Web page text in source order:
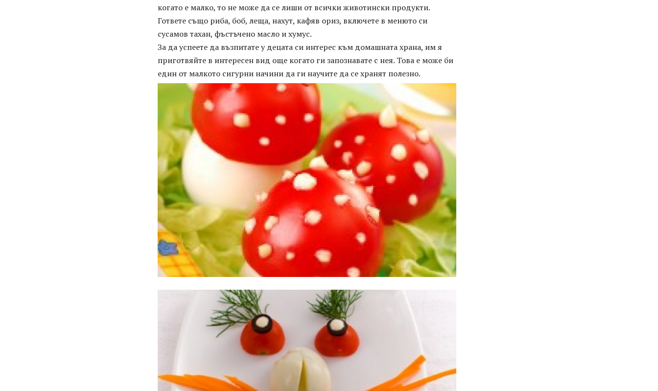
когато е малко, то не може да се лиши от всички животински продукти.
Гответе също риба, боб, леща, нахут, кафяв ориз, включете в менюто си
сусамов тахан, фъстъчено масло и хумус.
За да успеете да възпитате у децата си интерес към домашната храна, им я
приготвяйте в интересен вид още когато ги запознавате с нея. Това е може би
един от малкото сигурни начини да ги научите да се хранят полезно.